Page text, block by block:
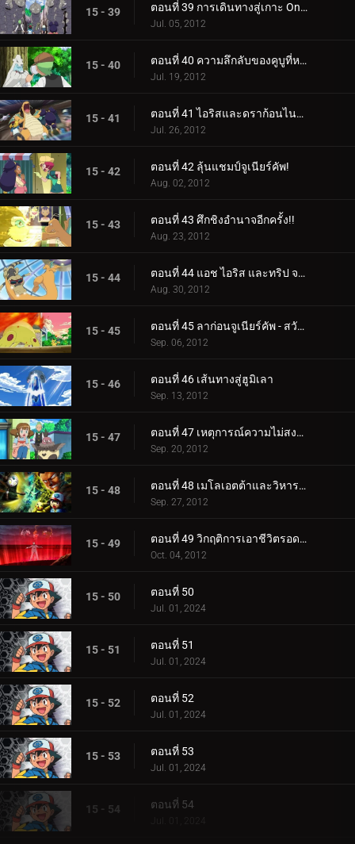
15 - 39 ตอนที่ 39 การเดินทางสู่เกาะ Onix!
Jul. 05, 2012
15 - 40 ตอนที่ 40 ความลึกลับของคูบูที่หายไป!
Jul. 19, 2012
15 - 41 ตอนที่ 41 ไอริสและดราก้อนไนท์อันธพาล!
Jul. 26, 2012
15 - 42 ตอนที่ 42 ลุ้นแชมป์จูเนียร์คัพ!
Aug. 02, 2012
15 - 43 ตอนที่ 43 ศึกชิงอำนาจอีกครั้ง!!
Aug. 23, 2012
15 - 44 ตอนที่ 44 แอช ไอริส และทริป จากนั้นก็มีสามคน!!
Aug. 30, 2012
15 - 45 ตอนที่ 45 ลาก่อนจูเนียร์คัพ - สวัสดีการผจญภัย!
Sep. 06, 2012
15 - 46 ตอนที่ 46 เส้นทางสู่ฮูมิเลา
Sep. 13, 2012
15 - 47 ตอนที่ 47 เหตุการณ์ความไม่สงบที่เนอสเซอรี่
Sep. 20, 2012
15 - 48 ตอนที่ 48 เมโลเอตต้าและวิหารใต้ทะเล
Sep. 27, 2012
15 - 49 ตอนที่ 49 วิกฤติการเอาชีวิตรอดของอูโนวา
Oct. 04, 2012
15 - 50 ตอนที่ 50
Jul. 01, 2024
15 - 51 ตอนที่ 51
Jul. 01, 2024
15 - 52 ตอนที่ 52
Jul. 01, 2024
15 - 53 ตอนที่ 53
Jul. 01, 2024
15 - 54 ตอนที่ 54
Jul. 01, 2024